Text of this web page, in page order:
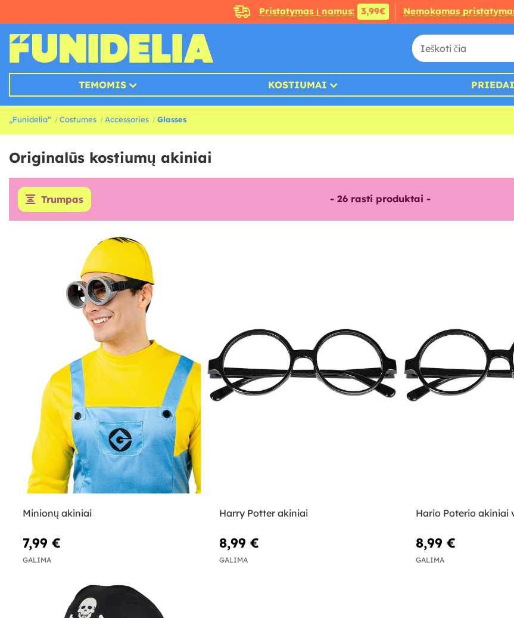
Pristatymas į namus: 3,99€ Nemokamas
TEMOMIS KOSTIUMAI PRIEDAI
„Funidelia“ Costumes Accessories Glasses
Originalūs kostiumų akiniai
Trumpas - 26rasti produktai -
Minionų akiniai
7,99 €
GALIMA
Harry Potter akiniai
8,99 €
GALIMA
Hario Poterio akiniai
8,99 €
GALIMA